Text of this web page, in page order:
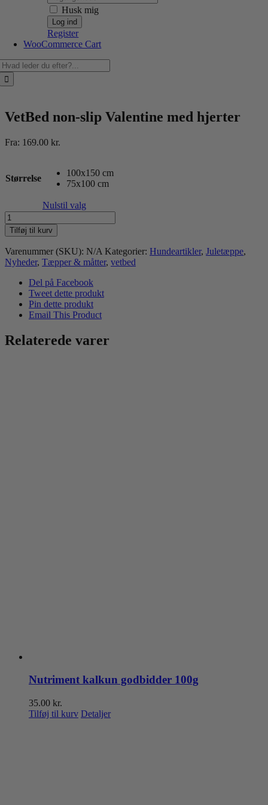
Husk mig
Register
WooCommerce Cart
VetBed non-slip Valentine med hjerter
Fra: 169.00 kr.
Størrelse
100x150 cm
75x100 cm
Nulstil valg
VetBed
non-
slip
Valentine
med
hjerter
antal
Tilføj til kurv
Varenummer (SKU): N/A Kategorier: Hundeartikler, Juletæppe,
Nyheder, Tæpper & måtter, vetbed
Del på Facebook
Tweet dette produkt
Pin dette produkt
Email This Product
Relaterede varer
Nutriment kalkun godbidder 100g
35.00 kr.
Tilføj til kurv Detaljer